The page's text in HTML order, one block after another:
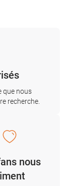
que nous
recherche.
nous